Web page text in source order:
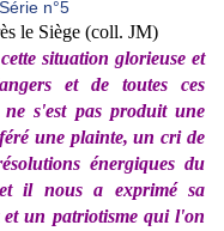
le Siège (coll. JM)
situation glorieuse et
et de toutes ces
s'est pas produit une
une plainte, un cri de
énergiques du
il nous a exprimé sa
et un patriotisme qui l'on